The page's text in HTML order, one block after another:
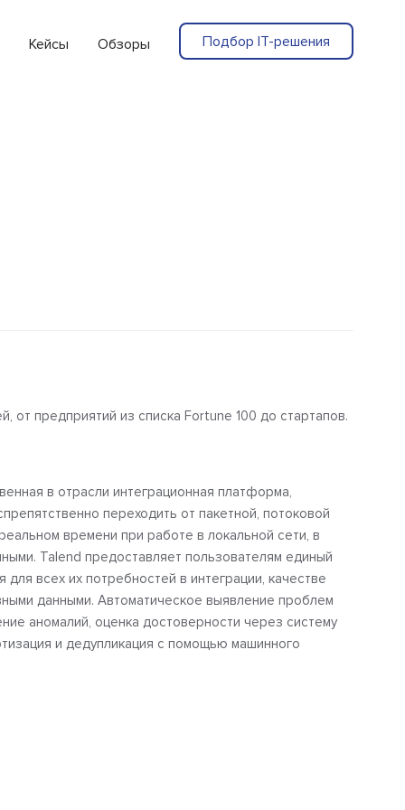
Кейсы Обзоры Подбор IT-решения
от предприятий из списка Fortune 100 до стартапов.
в отрасли интеграционная платформа,
переходить от пакетной, потоковой
времени при работе в локальной сети, в
Talend предоставляет пользователям единый
всех их потребностей в интеграции, качестве
данными. Автоматическое выявление проблем
аномалий, оценка достоверности через систему
и дедупликация с помощью машинного